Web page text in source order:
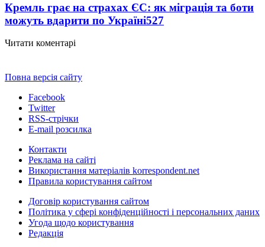
Кремль грає на страхах ЄС: як міграція та боти
можуть вдарити по Україні527
Читати коментарі
Повна версія сайту
Facebook
Twitter
RSS-стрічки
E-mail розсилка
Контакти
Реклама на сайті
Використання матеріалів korrespondent.net
Правила користування сайтом
Договір користування сайтом
Політика у сфері конфіденційності і персональних даних
Угода щодо користування
Редакція